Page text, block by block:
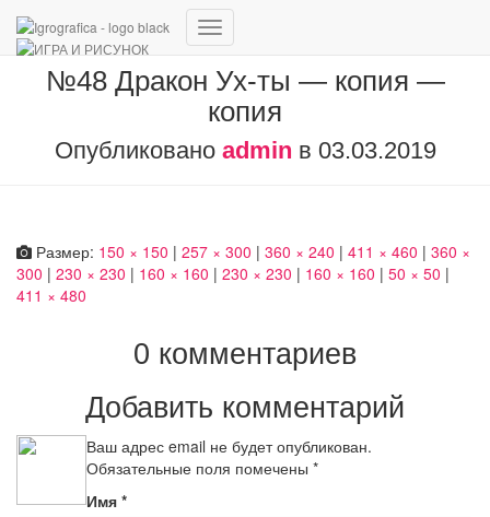
Переключить
навигацию
№48 Дракон Ух-ты — копия —
копия
Опубликовано admin в 03.03.2019
Размер: 150 × 150 | 257 × 300 | 360 × 240 | 411 × 460 | 360 ×
300 | 230 × 230 | 160 × 160 | 230 × 230 | 160 × 160 | 50 × 50 |
411 × 480
0 комментариев
Добавить комментарий
Ваш адрес email не будет опубликован.
Обязательные поля помечены *
Имя *